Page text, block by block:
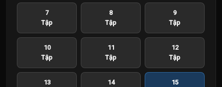
7
Tập
8
Tập
9
Tập
10
Tập
11
Tập
12
Tập
13
14
15